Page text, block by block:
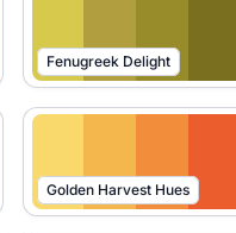
Fenugreek Delight
Golden Harvest Hues